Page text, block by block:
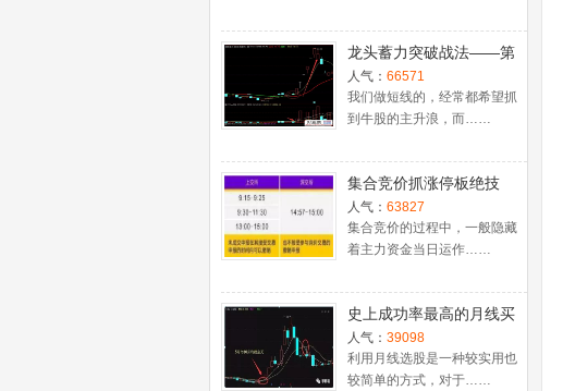
龙头蓄力突破战法——第
一时间介入牛股主升浪捕
捉涨停板的技巧（图解）
人气： 66571
我们做短线的，经常都希望抓
到牛股的主升浪，而……
集合竞价抓涨停板绝技
（附公式源码）
人气： 63827
集合竞价的过程中，一般隐藏
着主力资金当日运作……
史上成功率最高的月线买
入法，精准高效筛选暴涨
牛股，堪称选股法宝！
人气： 39098
利用月线选股是一种较实用也
较简单的方式，对于……